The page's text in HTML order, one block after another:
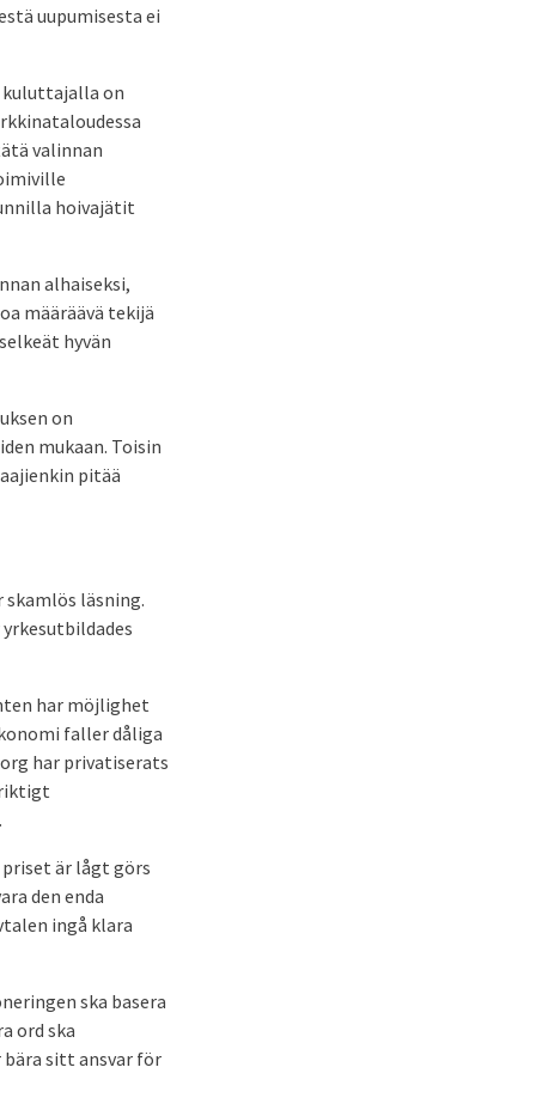
uupumisesta ei
kuluttajalla on
valinnan
hoivajätit
alhaiseksi,
määräävä tekijä
hyvän
on
mukaan. Toisin
pitää
skamlös läsning.
har möjlighet
faller dåliga
har privatiserats
är lågt görs
den enda
ingå klara
ska basera
ord ska
bära sitt ansvar för